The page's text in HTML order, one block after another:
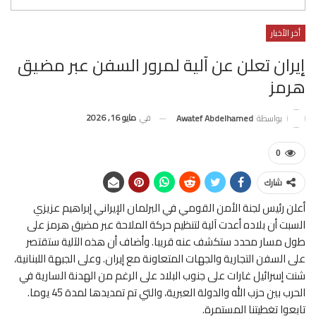
أخر الأخبار
إيران تعلن عن آلية لمرور السفن عبر مضيق
هرمز
بواسطة Awatef Abdelhamed في مايو 16, 2026
0
شارك
أعلن رئيس ​لجنة الأمن القومي في البرلمان الإيراني إبراهيم ​عزيزي
‌السبت أن ‌بلاده أعدت آلية لتنظيم حركة الملاحة عبر مضيق هرمز ​على
طول ‌مسار محدد ستكشف عنه قريبا. وأضاف ‌أن هذه ​الآلية ستقتصر
على السفن التجارية والجهات المتعاونة مع ​إيران. وعلى الجبهة اللبنانية،
شنت إسرائيل غارات على جنوب البلاد على الرغم من الهدنة السارية في
الحرب بين حزب الله والدولة العبرية، والتي تم تمديدها لمدة 45 يوما.
تابعوا تغطيتنا المستمرة.